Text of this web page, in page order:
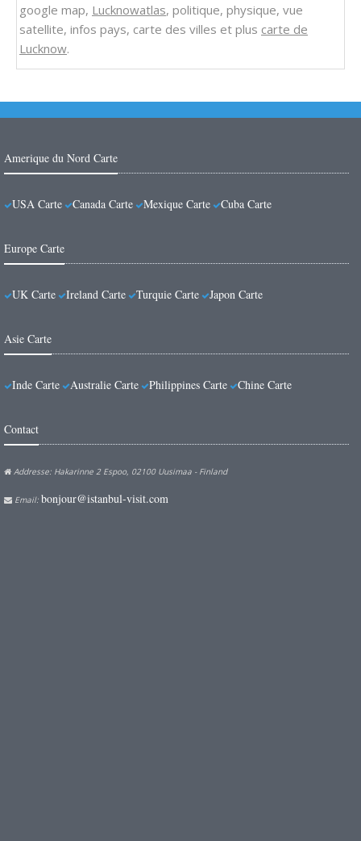
google map, Lucknowatlas, politique, physique, vue
satellite, infos pays, carte des villes et plus carte de
Lucknow.
Amerique du Nord Carte
USA Carte Canada Carte Mexique Carte Cuba Carte
Europe Carte
UK Carte Ireland Carte Turquie Carte Japon Carte
Asie Carte
Inde Carte Australie Carte Philippines Carte Chine Carte
Contact
Addresse: Hakarinne 2 Espoo, 02100 Uusimaa - Finland
Email: bonjour@istanbul-visit.com